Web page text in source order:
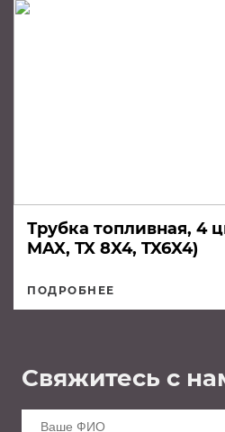
Трубка топливная, 4
MAX, TX 8X4, TX6X4)
ПОДРОБНЕЕ
Свяжитесь с